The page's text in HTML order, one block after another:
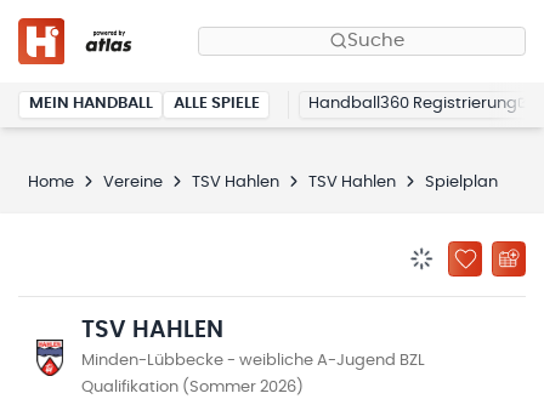
Suche
MEIN HANDBALL ALLE SPIELE Handball360 Registrierung
Home Vereine TSV Hahlen TSV Hahlen Spielplan
ZU
TSV HAHLEN
Minden-Lübbecke - weibliche A-Jugend BZL
Qualifikation (Sommer 2026)